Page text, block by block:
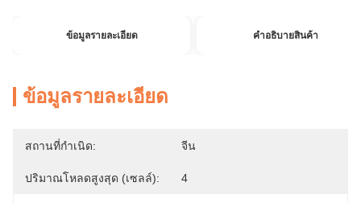
ข้อมูลรายละเอียด คําอธิบายสินค้า
ข้อมูลรายละเอียด
สถานที่กำเนิด: จีน
ปริมาณโหลดสูงสุด (เซลล์): 4